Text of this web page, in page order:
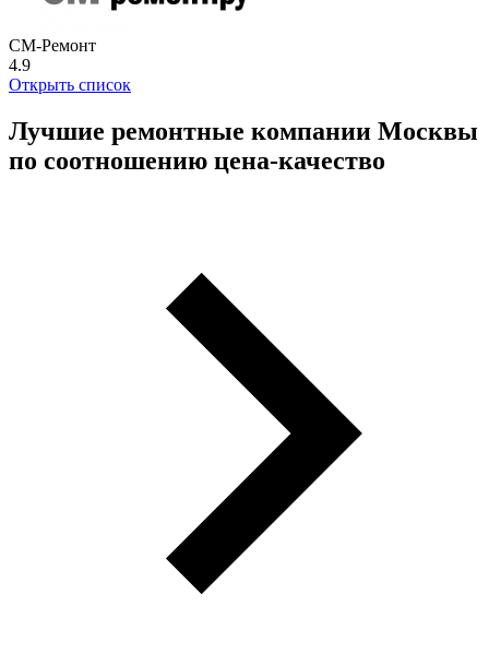
СМ-Ремонт
4.9
Открыть список
Лучшие ремонтные компании Москвы
по соотношению цена-качество